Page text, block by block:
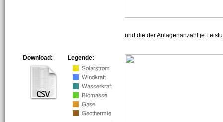
und die der Anlagenanzahl je
Legende:
Download: